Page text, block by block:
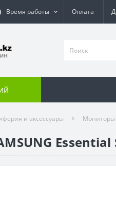
Время работы Оплата
и аксессуары Мониторы
Essential